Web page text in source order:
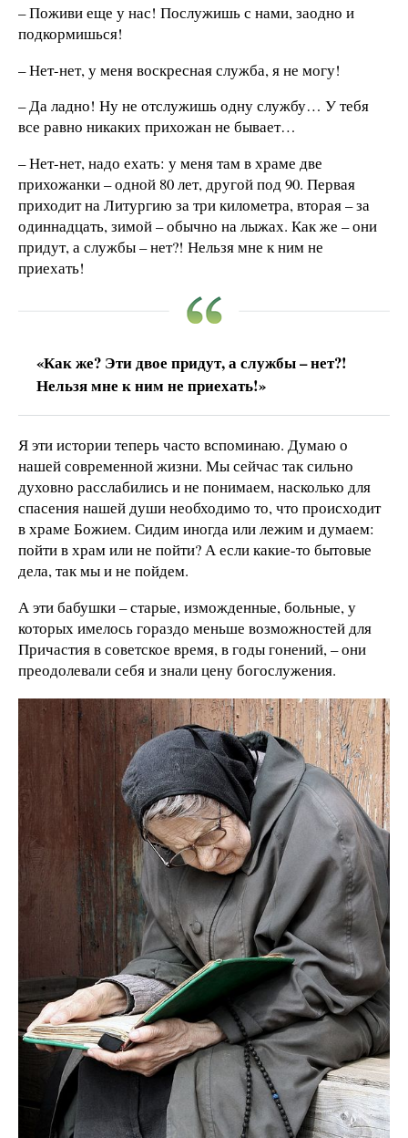
– Поживи еще у нас! Послужишь с нами, заодно и
подкормишься!
– Нет-нет, у меня воскресная служба, я не могу!
– Да ладно! Ну не отслужишь одну службу… У тебя
все равно никаких прихожан не бывает…
– Нет-нет, надо ехать: у меня там в храме две
прихожанки – одной 80 лет, другой под 90. Первая
приходит на Литургию за три километра, вторая – за
одиннадцать, зимой – обычно на лыжах. Как же – они
придут, а службы – нет?! Нельзя мне к ним не
приехать!
«Как же? Эти двое придут, а службы – нет?!
Нельзя мне к ним не приехать!»
Я эти истории теперь часто вспоминаю. Думаю о
нашей современной жизни. Мы сейчас так сильно
духовно расслабились и не понимаем, насколько для
спасения нашей души необходимо то, что происходит
в храме Божием. Сидим иногда или лежим и думаем:
пойти в храм или не пойти? А если какие-то бытовые
дела, так мы и не пойдем.
А эти бабушки – старые, изможденные, больные, у
которых имелось гораздо меньше возможностей для
Причастия в советское время, в годы гонений, – они
преодолевали себя и знали цену богослужения.